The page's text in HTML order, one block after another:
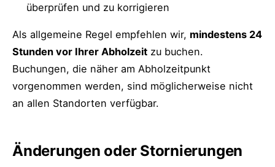
überprüfen und zu korrigieren
Als allgemeine Regel empfehlen wir, mindestens 24
Stunden vor Ihrer Abholzeit zu buchen.
Buchungen, die näher am Abholzeitpunkt
vorgenommen werden, sind möglicherweise nicht
an allen Standorten verfügbar.
Änderungen oder Stornierungen